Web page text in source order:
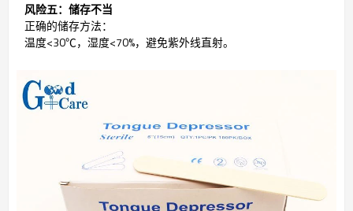
风险五：储存不当
正确的储存方法：
温度<30℃，湿度<70%，避免紫外线直射。